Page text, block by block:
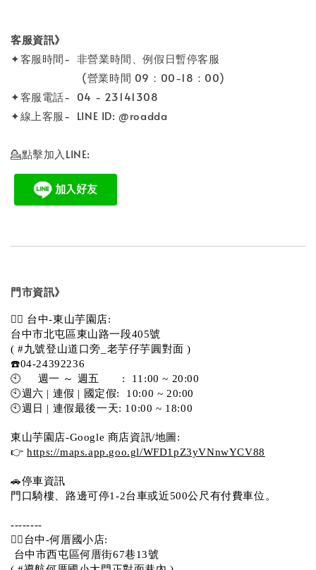
客服資訊》
✦客服時間- 非營業時間、例假日暫停客服
(營業時間 09：00-18：00)
✦客服電話- 04 - 23141308
✦線上客服- LINE ID: @roadda
💁點擊加入LINE:
門市資訊》
💁‍♀️ 台中-東山芋園店:
台中市北屯區東山路一段405號
( #九號登山道口旁_老芋仔芋圓對面 )
☎️04-24392236
🕙     週一 ～ 週五       :  11:00 ~ 20:00
🕙週六 | 連假 | 國定假:  10:00 ~ 20:00
🕙週日 | 連假最後一天: 10:00 ~ 18:00
東山芋園店-Google 商店資訊/地圖:
👉 https://maps.app.goo.gl/WFD1pZ3yVNnwYCV88
🚗停車資訊
門口騎樓、路邊可停1-2台車或近500公尺有付費車位。
--------
💁‍♀️台中-何厝國小店:
台中市西屯區何厝街67巷13號